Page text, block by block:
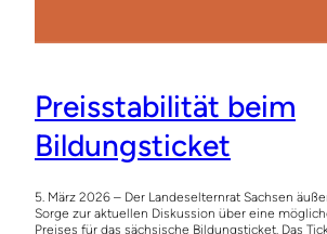
Preisstabilität beim
Bildungsticket
5. März 2026 – Der Landeselternrat Sachsen
Sorge zur aktuellen Diskussion über eine
Preises für das sächsische Bildungsticket. Das